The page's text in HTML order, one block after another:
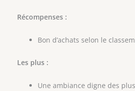
Récompenses :
Bon d’achats selon le
Les plus :
Une ambiance digne des